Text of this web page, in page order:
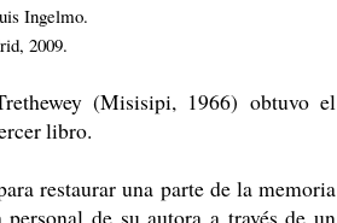
Ingelmo.
2009.
(Misisipi, 1966) obtuvo el
libro.
restaurar una parte de la memoria